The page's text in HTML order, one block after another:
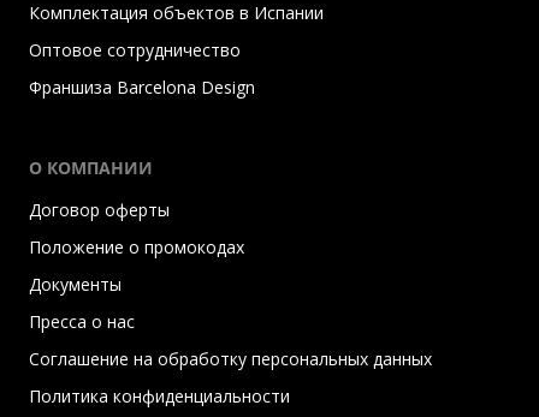
Комплектация объектов в Испании
Оптовое сотрудничество
Франшиза Barcelona Design
О КОМПАНИИ
Договор оферты
Положение о промокодах
Документы
Пресса о нас
Соглашение на обработку персональных данных
Политика конфиденциальности